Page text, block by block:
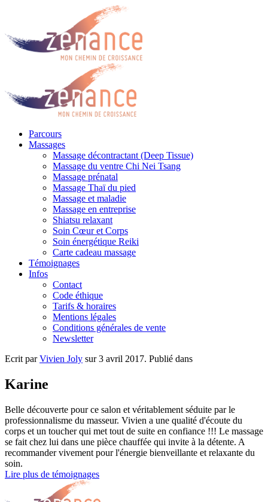
Parcours
Massages
Massage décontractant (Deep Tissue)
Massage du ventre Chi Nei Tsang
Massage prénatal
Massage Thaï du pied
Massage et maladie
Massage en entreprise
Shiatsu relaxant
Soin Cœur et Corps
Soin énergétique Reiki
Carte cadeau massage
Témoignages
Infos
Contact
Code éthique
Tarifs & horaires
Mentions légales
Conditions générales de vente
Newsletter
Ecrit parVivien Joly sur3 avril 2017. Publié dans
Karine
Belle découverte pour ce salon et véritablement séduite par le
professionnalisme du masseur. Vivien a une qualité d'écoute du
corps et un toucher qui met tout de suite en confiance !!! Le massage
se fait chez lui dans une pièce chauffée qui invite à la détente. A
recommander vivement pour l'énergie bienveillante et relaxante du
soin.
Lire plus de témoignages